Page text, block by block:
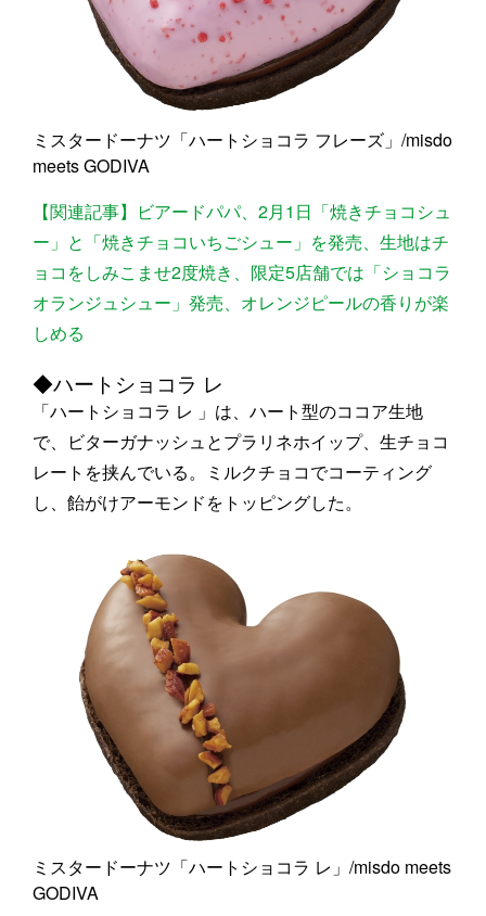
ミスタードーナツ「ハートショコラ フレーズ」/misdo
meets GODIVA
【関連記事】ビアードパパ、2月1日「焼きチョコシュ
ー」と「焼きチョコいちごシュー」を発売、生地はチ
ョコをしみこませ2度焼き、限定5店舗では「ショコラ
オランジュシュー」発売、オレンジピールの香りが楽
しめる
◆ハートショコラ レ
「ハートショコラ レ 」は、ハート型のココア生地
で、ビターガナッシュとプラリネホイップ、生チョコ
レートを挟んでいる。ミルクチョコでコーティング
し、飴がけアーモンドをトッピングした。
ミスタードーナツ「ハートショコラ レ」/misdo meets
GODIVA